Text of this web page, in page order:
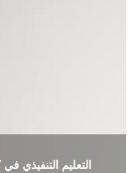
التعليم التنفيذي